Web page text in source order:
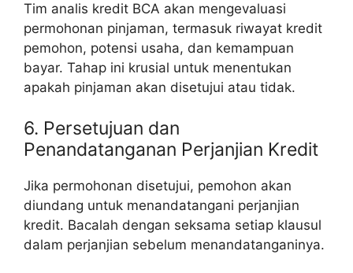
Tim analis kredit BCA akan mengevaluasi
permohonan pinjaman, termasuk riwayat kredit
pemohon, potensi usaha, dan kemampuan
bayar. Tahap ini krusial untuk menentukan
apakah pinjaman akan disetujui atau tidak.
6. Persetujuan dan
Penandatanganan Perjanjian Kredit
Jika permohonan disetujui, pemohon akan
diundang untuk menandatangani perjanjian
kredit. Bacalah dengan seksama setiap klausul
dalam perjanjian sebelum menandatanganinya.